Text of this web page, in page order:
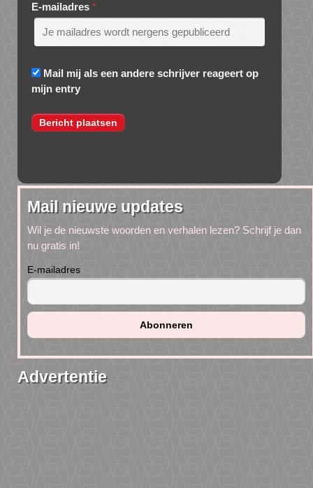
E-mailadres *
Mail mij als een andere schrijver reageert op
mijn entry
Mail nieuwe updates
Wil je de nieuwste woorden en verhalen lezen? Schrijf je dan
nu gratis in!
E-mailadres
Advertentie